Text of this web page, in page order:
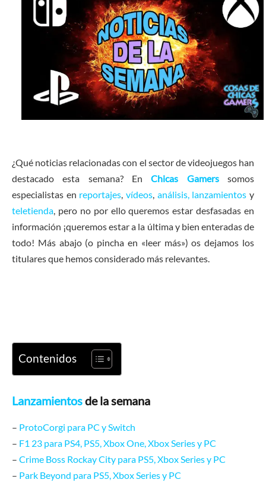
¿Qué noticias relacionadas con el sector de videojuegos han
destacado esta semana? EnChicas Gamerssomos
especialistas en reportajes,vídeos, análisis, lanzamientosy
teletienda, pero no por ello queremos estar desfasadas en
información ¡queremos estar a la última y bien enteradas de
todo! Más abajo (o pincha en «leer más») os dejamos los
titulares que hemos considerado más relevantes.
Contenidos
Lanzamientosde la semana
– ProtoCorgi para PC y Switch
– F1 23 para PS4, PS5, Xbox One, Xbox Series y PC
– Crime Boss Rockay City para PS5, Xbox Series y PC
– Park Beyond para PS5, Xbox Series y PC